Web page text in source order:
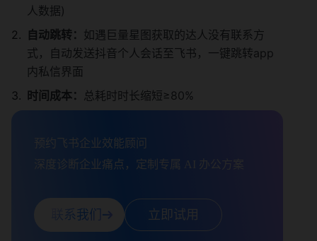
人数据)
自动跳转： 如遇巨量星图获取的达人没有联系方
式，自动发送抖音个人会话至飞书，一键跳转app
内私信界面
时间成本： 总耗时时长缩短≥80%
预约飞书企业效能顾问
深度诊断企业痛点，定制专属 AI 办公方案
联系我们 立即试用